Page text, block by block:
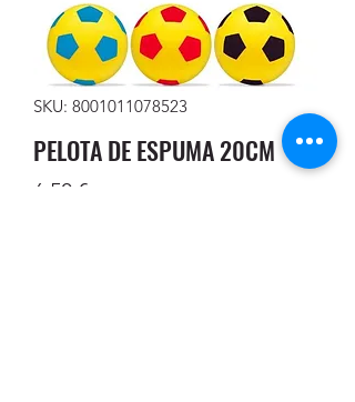
SKU: 8001011078523
PELOTA DE ESPUMA 20CM
6,50 €Precio